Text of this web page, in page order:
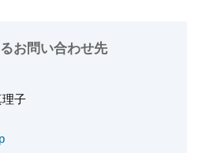
お問い合わせ先
子